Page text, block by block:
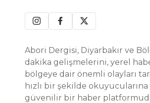
Abori Dergisi, Diyarbakır ve
dakika gelişmelerini, yerel
bölgeye dair önemli olayları
hızlı bir şekilde okuyucularına
güvenilir bir haber